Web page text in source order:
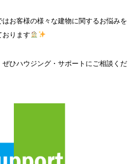
お客様の様々な建物に関するお悩みを
おります
ひハウジング・サポートにご相談くだ